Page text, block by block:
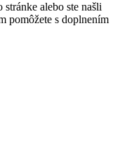
alebo ste našli
pomôžete s doplnením